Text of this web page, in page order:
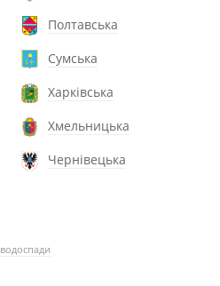
Полтавська
Сумська
Харківська
Хмельницька
Чернівецька
водоспади